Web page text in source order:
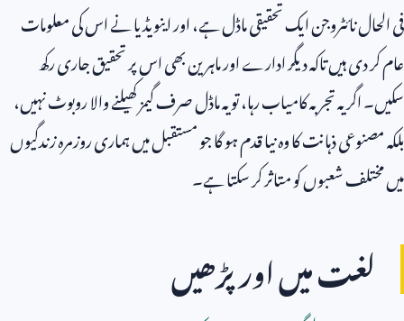
فی الحال نائٹروجن ایک تحقیقی ماڈل ہے، اور اینویڈیا نے اس کی معلومات
عام کر دی ہیں تاکہ دیگر ادارے اور ماہرین بھی اس پر تحقیق جاری رکھ
سکیں۔ اگر یہ تجربہ کامیاب رہا، تو یہ ماڈل صرف گیمز کھیلنے والا روبوٹ نہیں،
بلکہ مصنوعی ذہانت کا وہ نیا قدم ہو گا جو مستقبل میں ہماری روزمرہ زندگیوں
میں مختلف شعبوں کو متاثر کر سکتا ہے۔
لغت میں اور پڑھیں